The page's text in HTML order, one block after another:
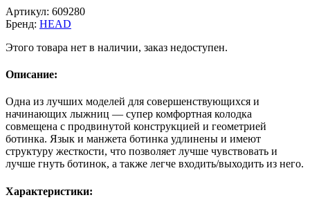
Артикул: 609280
Бренд: HEAD
Этого товара нет в наличии, заказ недоступен.
Описание:
Одна из лучших моделей для совершенствующихся и
начинающих лыжниц — супер комфортная колодка
совмещена с продвинутой конструкцией и геометрией
ботинка. Язык и манжета ботинка удлинены и имеют
структуру жесткости, что позволяет лучше чувствовать и
лучше гнуть ботинок, а также легче входить/выходить из него.
Характеристики: